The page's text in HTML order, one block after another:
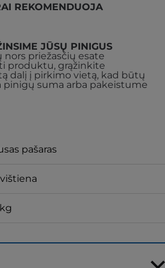
REKOMENDUOJA
JŪSŲ PINIGUS
nors priežasčių esate
produktu, grąžinkite
dalį į pirkimo vietą, kad būtų
pinigų suma arba pakeistume
pašaras